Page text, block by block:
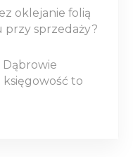
oklejanie folią
przy sprzedaży?
Dąbrowie
to